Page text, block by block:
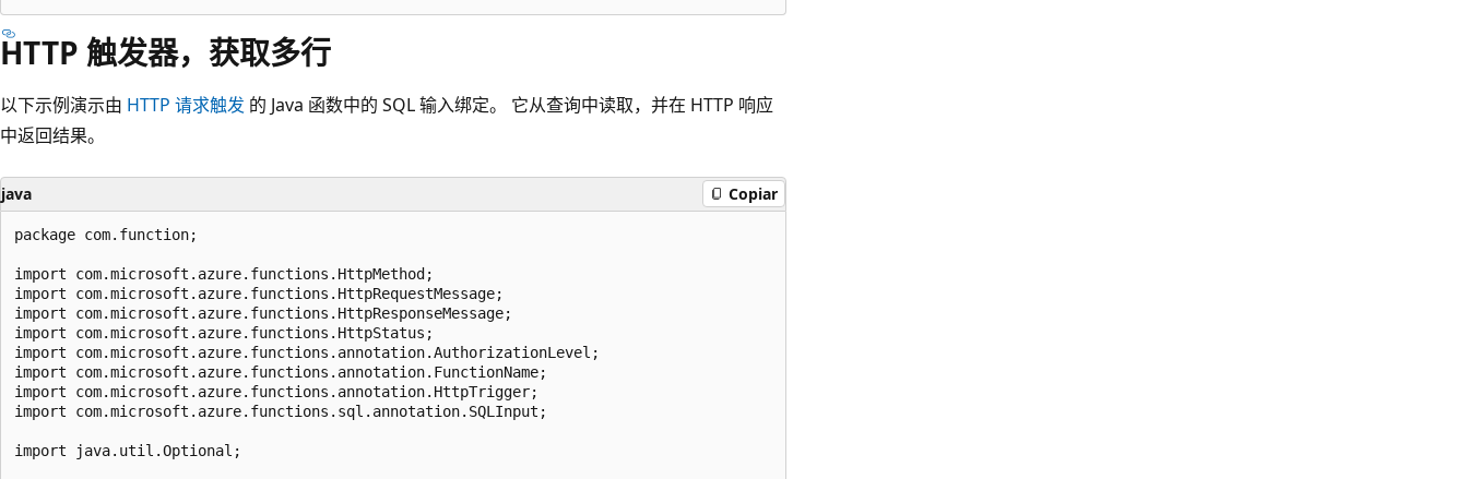
HTTP 触发器，获取多行
以下示例演示由 HTTP 请求触发 的 Java 函数中的 SQL 输入绑定。 它从查询中读取，并在 HTTP 响应
中返回结果。
java Copiar
package com.function;
import com.microsoft.azure.functions.HttpMethod;
import com.microsoft.azure.functions.HttpRequestMessage;
import com.microsoft.azure.functions.HttpResponseMessage;
import com.microsoft.azure.functions.HttpStatus;
import com.microsoft.azure.functions.annotation.AuthorizationLevel;
import com.microsoft.azure.functions.annotation.FunctionName;
import com.microsoft.azure.functions.annotation.HttpTrigger;
import com.microsoft.azure.functions.sql.annotation.SQLInput;
import java.util.Optional;